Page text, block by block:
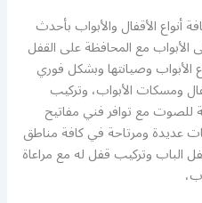
الأقفال والأبواب بأحدث
الأبواب مع المحافظة على القفل
الأبواب وصيانتها وبشكل فوري
ومسكات الأبواب، وتركيب
للصوت مع توافر فني مفاتيح
عديدة ومرتاحة في كافة مناطق
الباب وتركيب قفل له مع مراعاة